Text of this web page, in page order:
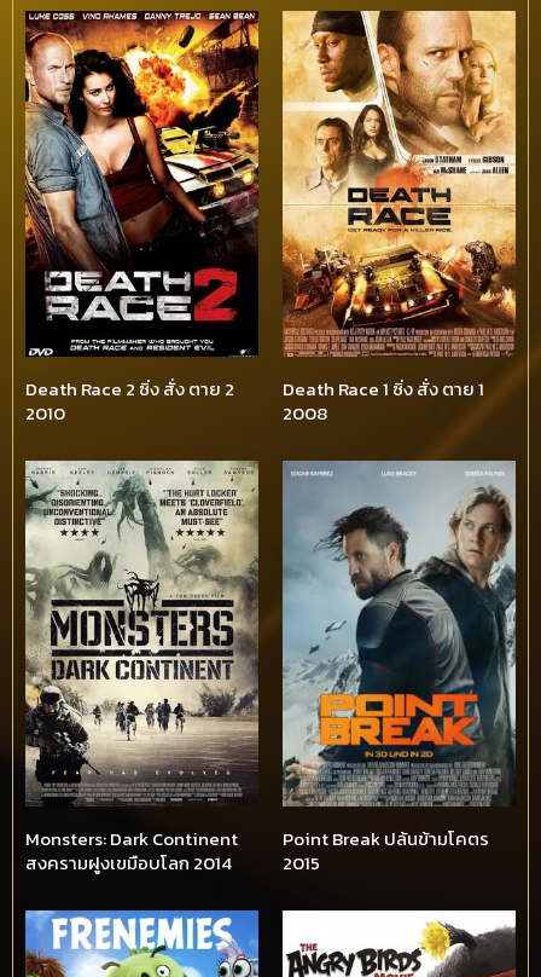
Death Race 2 ซิ่ง สั่ง ตาย 2
2010
Death Race 1 ซิ่ง สั่ง ตาย 1
2008
Monsters: Dark Continent
สงครามฝูงเขมือบโลก 2014
Point Break ปล้นข้ามโคตร
2015